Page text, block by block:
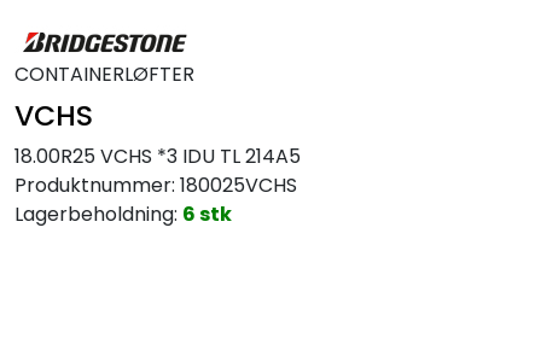
CONTAINERLØFTER
VCHS
18.00R25 VCHS *3 IDU TL 214A5
Produktnummer: 180025VCHS
Lagerbeholdning: 6 stk